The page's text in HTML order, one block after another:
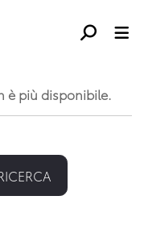
è più disponibile.